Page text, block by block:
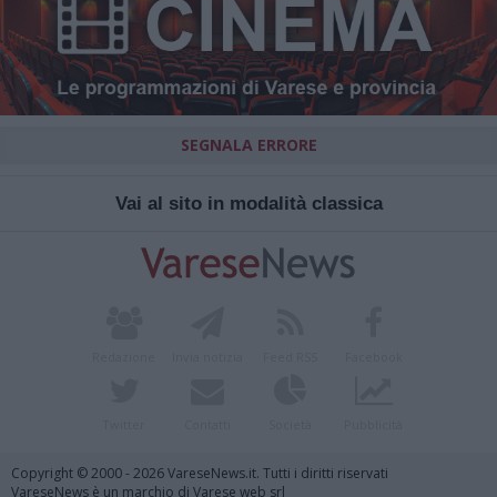
SEGNALA ERRORE
Vai al sito in modalità classica
Copyright © 2000 - 2026 VareseNews.it. Tutti i diritti riservati
VareseNews è un marchio di Varese web srl